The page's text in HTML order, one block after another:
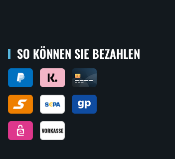
SO KÖNNEN SIE BEZAHLEN